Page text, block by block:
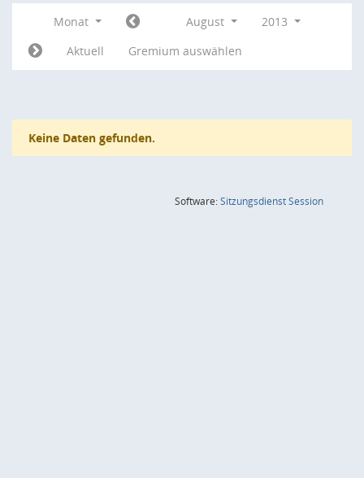
Monat August
2013
Aktuell
Gremium auswählen
Keine Daten gefunden.
Software:SitzungsdienstSession(Wird in